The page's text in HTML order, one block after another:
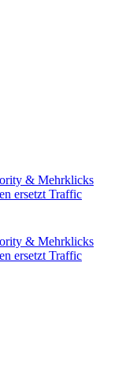
& Mehrklicks
ersetzt Traffic
& Mehrklicks
ersetzt Traffic